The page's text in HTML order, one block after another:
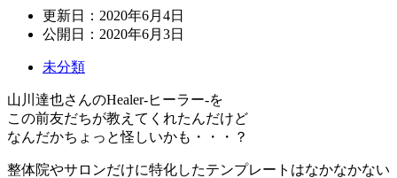
更新日： 2020年6月4日
公開日： 2020年6月3日
未分類
山川達也さんのHealer-ヒーラー-を
この前友だちが教えてくれたんだけど
なんだかちょっと怪しいかも・・・？
整体院やサロンだけに特化したテンプレートはなかなかない